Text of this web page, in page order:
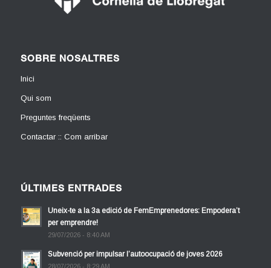
SOBRE NOSALTRES
Inici
Qui som
Preguntes freqüents
Contactar :: Com arribar
ÚLTIMES ENTRADES
Uneix-te a la 3a edició de FemEmprenedores: Empodera’t
per emprendre!
29/07/2026 - 8:40 AM
Subvenció per impulsar l’autoocupació de joves 2026
28/07/2026 - 8:29 AM